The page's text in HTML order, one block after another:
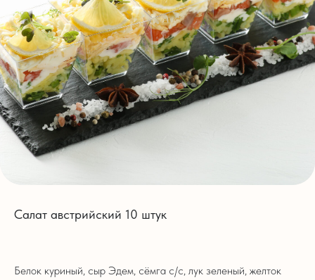
Салат австрийский 10 штук
Белок куриный, сыр Эдем, сёмга с/с, лук зеленый, желток